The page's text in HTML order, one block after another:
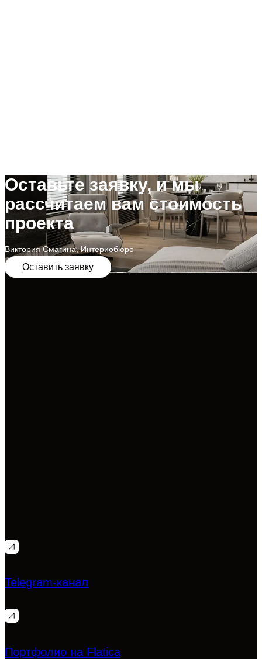
Оставьте заявку, и мы
рассчитаем вам стоимость
проекта
Виктория Смагина, Интериобюро
Оставить заявку
Telegram-канал
Портфолио на Flatica